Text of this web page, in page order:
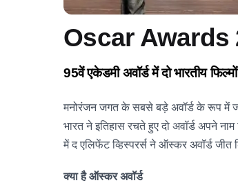
Oscar Awards
95वें एकेडमी अवॉर्ड में दो भारतीय
मनोरंजन जगत के सबसे बड़े अवॉर्ड के रूप में
भारत ने इतिहास रचते हुए दो अवॉर्ड अपने
में द एलिफेंट व्हिस्परर्स ने ऑस्कर अवॉर्ड
क्या है ऑस्कर अवॉर्ड